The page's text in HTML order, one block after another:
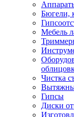
Бюгели,
Мебель
Чистка
Гипсы
Диски